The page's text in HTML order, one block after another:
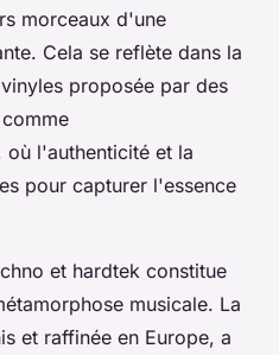
morceaux d'une
Cela se reflète dans la
proposée par des
où l'authenticité et la
pour capturer l'essence
et hardtek constitue
musicale. La
et raffinée en Europe, a